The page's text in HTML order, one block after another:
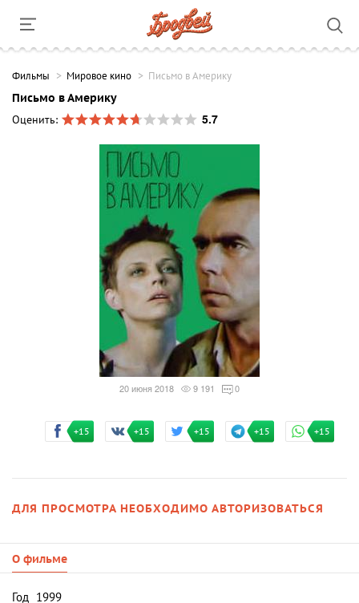
Фильмы Мировое кино Письмо в Америку
Письмо в Америку
Оценить:
5.7
20 июня 2018 9 191 0
+15 +15 +15 +15 +15
ДЛЯ ПРОСМОТРА НЕОБХОДИМО АВТОРИЗОВАТЬСЯ
О фильме
Год 1999